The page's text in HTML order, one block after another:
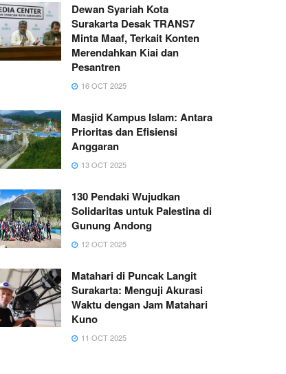
Dewan Syariah Kota
Surakarta Desak TRANS7
Minta Maaf, Terkait Konten
Merendahkan Kiai dan
Pesantren
16 OCT 2025
Masjid Kampus Islam: Antara
Prioritas dan Efisiensi
Anggaran
13 OCT 2025
130 Pendaki Wujudkan
Solidaritas untuk Palestina di
Gunung Andong
12 OCT 2025
Matahari di Puncak Langit
Surakarta: Menguji Akurasi
Waktu dengan Jam Matahari
Kuno
11 OCT 2025